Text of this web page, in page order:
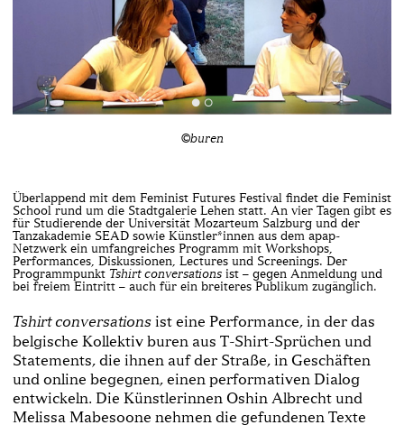
©buren
Überlappend mit dem Feminist Futures Festival findet die Feminist
School rund um die Stadtgalerie Lehen statt. An vier Tagen gibt es
für Studierende der Universität Mozarteum Salzburg und der
Tanzakademie SEAD sowie Künstler*innen aus dem apap-
Netzwerk ein umfangreiches Programm mit Workshops,
Performances, Diskussionen, Lectures und Screenings. Der
Programmpunkt T­shirt conversations ist – gegen Anmeldung und
bei freiem Eintritt – auch für ein breiteres Publikum zugänglich.
T­shirt conversations ist eine Performance, in der das
belgische Kollektiv buren aus T-Shirt-Sprüchen und
Statements, die ihnen auf der Straße, in Geschäften
und online begegnen, einen performativen Dialog
entwickeln. Die Künstlerinnen Oshin Albrecht und
Melissa Mabesoone nehmen die gefundenen Texte